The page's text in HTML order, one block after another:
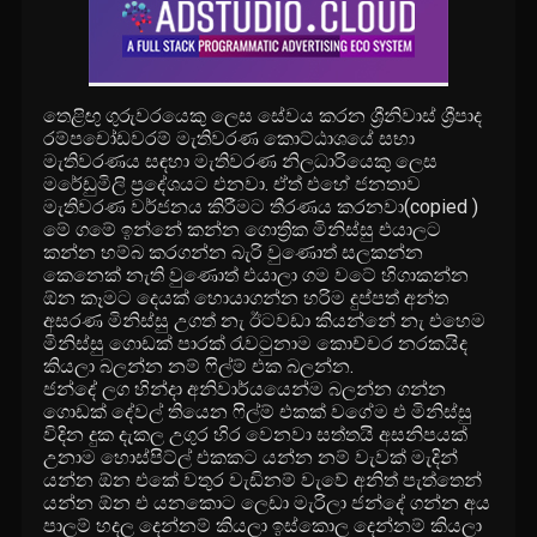
තෙළිඟු ගුරුවරයෙකු ලෙස සේවය කරන ශ්‍රීනිවාස් ශ්‍රීපාද
රම්පචෝඩවරම් මැතිවරණ කොට්ඨාශයේ සභා
මැතිවරණය සඳහා මැතිවරණ නිලධාරියෙකු ලෙස
මරේඩුමිලි ප්‍රදේශයට එනවා. ඒත් එහේ ජනතාව
මැතිවරණ වර්ජනය කිරීමට තීරණය කරනවා(copied )
මේ ගමේ ඉන්නේ කන්න ගොත්‍රික මිනිස්සු එයාලට
කන්න හම්බ කරගන්න බැරි වුණොත් සලකන්න
කෙනෙක් නැති වුණොත් එයාලා ගම වටේ හිගාකන්න
ඕන කෑමට දෙයක් හොයාගන්න හරිම දුප්පත් අන්ත
අසරණ මිනිස්සු උගත් නැ ඊටවඩා කියන්නේ නැ එහෙම
මිනිස්සු ගොඩක් පාරක් රැවටුනාම කොච්චර නරකයිද
කියලා බලන්න නම් ෆිල්ම් එක බලන්න.
ජන්දේ ලග හින්දා අනිවාර්යයෙන්ම බලන්න ගන්න
ගොඩක් දේවල් තියෙන ෆිල්ම් එකක් වගේම එ මිනිස්සු
විදින දුක දැකල උගුර හිර වෙනවා සත්තයි අසනිපයක්
උනාම හොස්පිට්ල් එකකට යන්න නම් වැවක් මැදින්
යන්න ඕන එකේ වතුර වැඩිනම් වැවේ අනිත් පැත්තෙන්
යන්න ඕන එ යනකොට ලෙඩා මැරිලා ජන්දේ ගන්න අය
පාලම් හදල දෙන්නම් කියලා ඉස්කොල දෙන්නම් කියලා